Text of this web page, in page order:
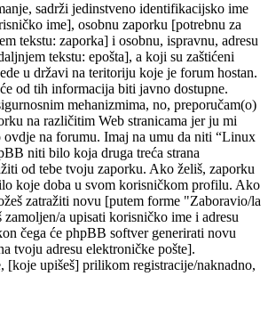
sadrži jedinstveno identifikacijsko ime
ime], osobnu zaporku [potrebnu za
tekstu: zaporka] i osobnu, ispravnu, adresu
tekstu: epošta], a koji su zaštićeni
u državi na teritoriju koje je forum hostan.
od tih informacija biti javno dostupne.
mehanizmima, no, preporučam(o)
na različitim Web stranicama jer ju mi
ovdje na forumu. Imaj na umu da niti “Linux
niti bilo koja druga treća strana
od tebe tvoju zaporku. Ako želiš, zaporku
koje doba u svom korisničkom profilu. Ako
zatražiti novu [putem forme "Zaboravio/la
a upisati korisničko ime i adresu
čega će phpBB softver generirati novu
tvoju adresu elektroničke pošte].
[koje upišeš] prilikom registracije/naknadno,